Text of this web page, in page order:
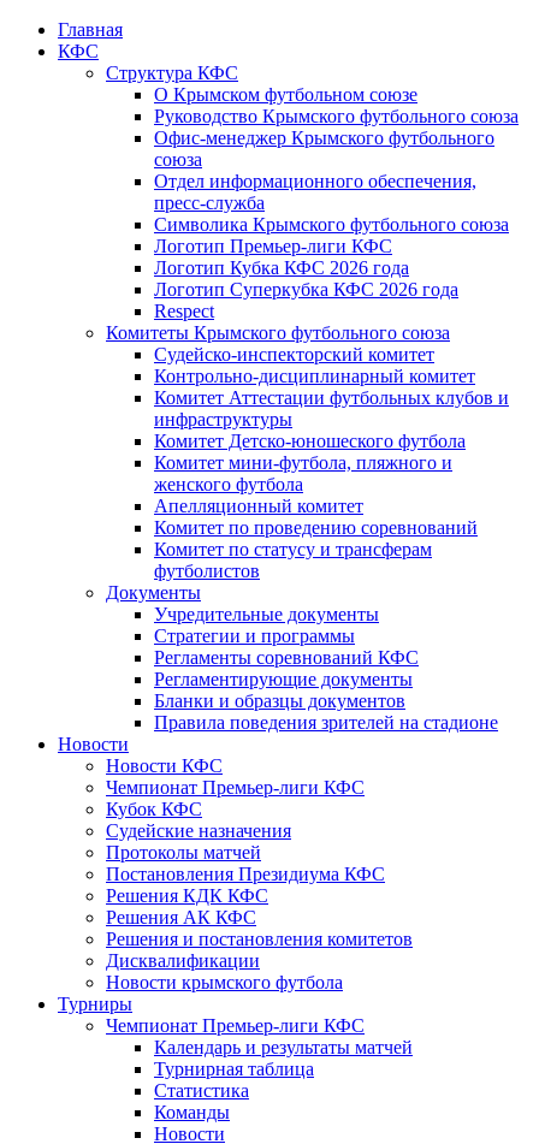
Главная
КФС
Структура КФС
О Крымском футбольном союзе
Руководство Крымского футбольного союза
Офис-менеджер Крымского футбольного
союза
Отдел информационного обеспечения,
пресс-служба
Символика Крымского футбольного союза
Логотип Премьер-лиги КФС
Логотип Кубка КФС 2026 года
Логотип Суперкубка КФС 2026 года
Respect
Комитеты Крымского футбольного союза
Судейско-инспекторский комитет
Контрольно-дисциплинарный комитет
Комитет Аттестации футбольных клубов и
инфраструктуры
Комитет Детско-юношеского футбола
Комитет мини-футбола, пляжного и
женского футбола
Апелляционный комитет
Комитет по проведению соревнований
Комитет по статусу и трансферам
футболистов
Документы
Учредительные документы
Стратегии и программы
Регламенты соревнований КФС
Регламентирующие документы
Бланки и образцы документов
Правила поведения зрителей на стадионе
Новости
Новости КФС
Чемпионат Премьер-лиги КФС
Кубок КФС
Судейские назначения
Протоколы матчей
Постановления Президиума КФС
Решения КДК КФС
Решения АК КФС
Решения и постановления комитетов
Дисквалификации
Новости крымского футбола
Турниры
Чемпионат Премьер-лиги КФС
Календарь и результаты матчей
Турнирная таблица
Статистика
Команды
Новости